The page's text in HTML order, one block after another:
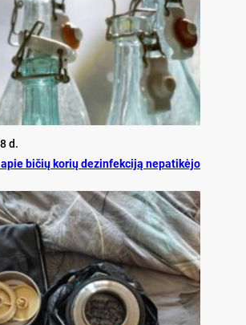
d.
bi­čių ko­rių de­zin­fek­ci­ją ne­pa­ti­kė­jo